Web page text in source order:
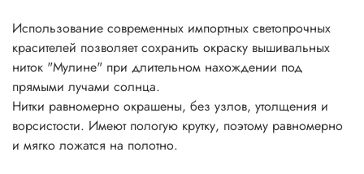
Использование современных импортных светопрочных
красителей позволяет сохранить окраску вышивальных
ниток "Мулине" при длительном нахождении под
прямыми лучами солнца.
Нитки равномерно окрашены, без узлов, утолщения и
ворсистости. Имеют пологую крутку, поэтому равномерно
и мягко ложатся на полотно.